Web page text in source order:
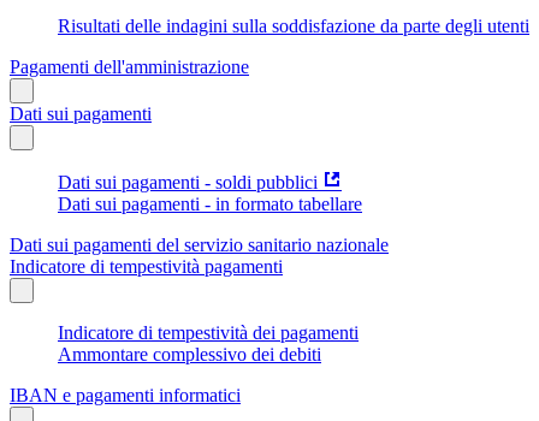
Risultati delle indagini sulla soddisfazione da parte degli utenti
Pagamenti dell'amministrazione
Dati sui pagamenti
Dati sui pagamenti - soldi pubblici
Dati sui pagamenti - in formato tabellare
Dati sui pagamenti del servizio sanitario nazionale
Indicatore di tempestività pagamenti
Indicatore di tempestività dei pagamenti
Ammontare complessivo dei debiti
IBAN e pagamenti informatici